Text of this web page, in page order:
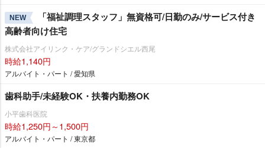
NEW
「福祉調理スタッフ」無資格可/日勤のみ/サービス付き
高齢者向け住宅
株式会社アイリンク・ケア/グランドシエル西尾
時給1,140円
アルバイト・パート / 愛知県
歯科助手/未経験OK・扶養内勤務OK
小平歯科医院
時給1,250円～1,500円
アルバイト・パート / 東京都